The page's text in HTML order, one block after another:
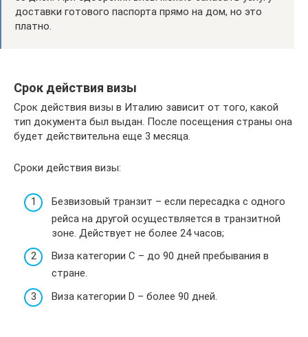
доставки готового паспорта прямо на дом, но это
платно.
Срок действия визы
Срок действия визы в Италию зависит от того, какой
тип документа был выдан. После посещения страны она
будет действительна еще 3 месяца.
Сроки действия визы:
Безвизовый транзит – если пересадка с одного
рейса на другой осуществляется в транзитной
зоне. Действует не более 24 часов;
Виза категории С – до 90 дней пребывания в
стране.
Виза категории D – более 90 дней.